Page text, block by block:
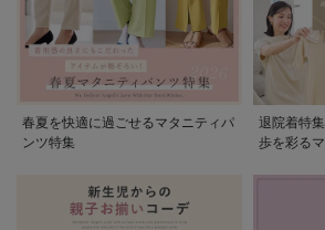
春夏を快適に過ごせるマタニティパ
ンツ特集
退院着特
歩を彩る